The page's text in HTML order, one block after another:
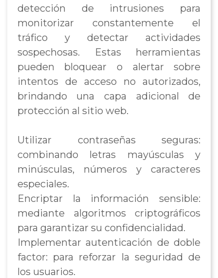
detección de intrusiones para
monitorizar constantemente el
tráfico y detectar actividades
sospechosas. Estas herramientas
pueden bloquear o alertar sobre
intentos de acceso no autorizados,
brindando una capa adicional de
protección al sitio web.
Utilizar contraseñas seguras:
combinando letras mayúsculas y
minúsculas, números y caracteres
especiales.
Encriptar la información sensible:
mediante algoritmos criptográficos
para garantizar su confidencialidad.
Implementar autenticación de doble
factor: para reforzar la seguridad de
los usuarios.